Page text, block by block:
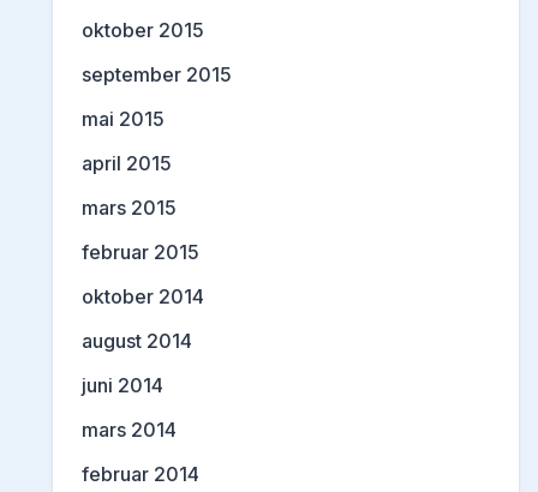
oktober 2015
september 2015
mai 2015
april 2015
mars 2015
februar 2015
oktober 2014
august 2014
juni 2014
mars 2014
februar 2014